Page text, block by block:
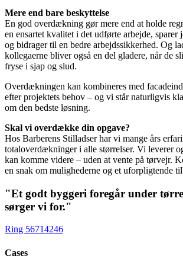
Mere end bare beskyttelse
En god overdækning gør mere end at holde
en ensartet kvalitet i det udførte arbejde, sparer
og bidrager til en bedre arbejdssikkerhed. Og
kollegaerne bliver også en del gladere, når de
fryse i sjap og slud.
Overdækningen kan kombineres med
efter projektets behov – og vi står naturligvis
om den bedste løsning.
Skal vi overdække din opgave?
Hos Barberens Stilladser har vi mange års
totaloverdækninger i alle størrelser. Vi leverer
kan komme videre – uden at vente på tørvejr.
en snak om mulighederne og et uforpligtende
"Et godt byggeri foregår under
sørger vi for."
Ring 56714246
Cases